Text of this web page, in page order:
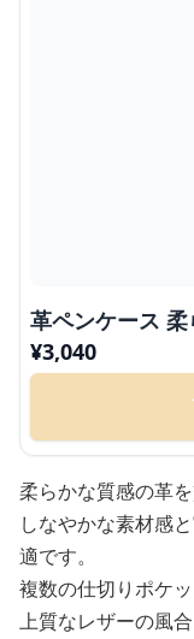
革ペンケース
¥3,040
柔らかな質感の革
しなやかな素材感
適です。
複数の仕切りポケ
上質なレザーの風